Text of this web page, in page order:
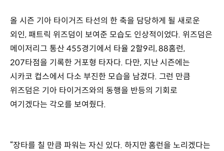
올 시즌 기아 타이거즈 타선의 한 축을 담당하게 될 새로운
외인, 패트릭 위즈덤이 보여준 모습도 인상적이었다. 위즈덤은
메이저리그 통산 455경기에서 타율 2할9리, 88홈런,
207타점을 기록한 거포형 타자다. 다만, 지난 시즌에는
시카코 컵스에서 다소 부진한 모습을 남겼다. 그런 만큼
위즈덤은 기아 타이거즈와의 동행을 반등의 기회로
여기겠다는 각오를 보여줬다.
“장타를 칠 만큼 파워는 자신 있다. 하지만 홈런을 노리겠다는